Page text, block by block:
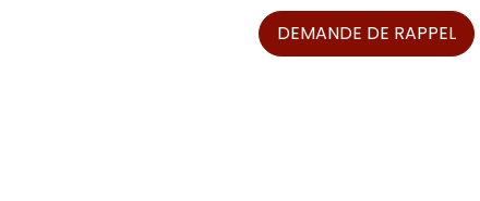
DEMANDE DE RAPPEL
ALPHA BOATS, L’EXPERT